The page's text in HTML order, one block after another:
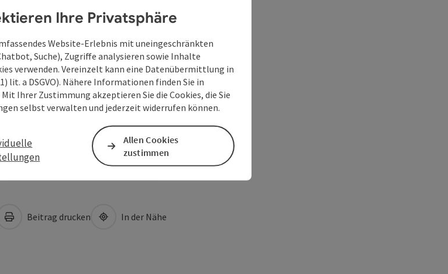
Beitrag drucken In der Nähe
Ihre Privatsphäre
Website-Erlebnis mit uneingeschränkten
Suche), Zugriffe analysieren sowie Inhalte
verwenden. Vereinzelt kann eine Datenübermittlung in
lit. a DSGVO). Nähere Informationen finden Sie in
Mit Ihrer Zustimmung akzeptieren Sie die Cookies, die Sie
selbst verwalten und jederzeit widerrufen können.
Allen Cookies
zustimmen